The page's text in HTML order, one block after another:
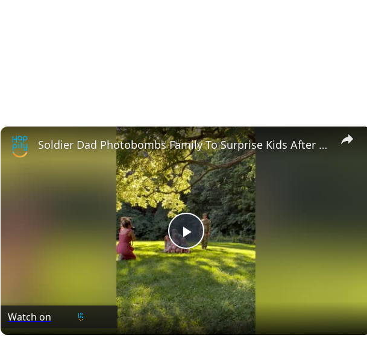
×
Play
Video
Soldier Dad Photobombs Family To Surprise Kids After 365 Days Away | Happily TV
Watch on